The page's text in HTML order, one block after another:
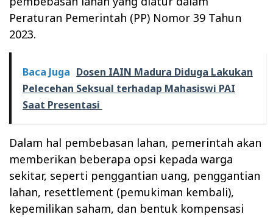
Peraturan Pemerintah (PP) Nomor 39 Tahun
2023.
Baca Juga Dosen IAIN Madura Diduga Lakukan
Pelecehan Seksual terhadap Mahasiswi PAI
Saat Presentasi
Dalam hal pembebasan lahan, pemerintah akan
memberikan beberapa opsi kepada warga
sekitar, seperti penggantian uang, penggantian
lahan, resettlement (pemukiman kembali),
kepemilikan saham, dan bentuk kompensasi